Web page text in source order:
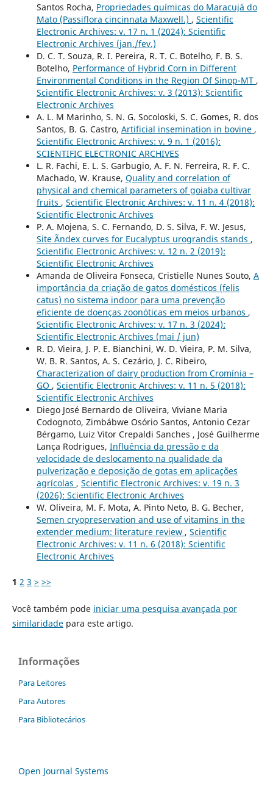
Santos Rocha, Propriedades químicas do Maracujá do
Mato (Passiflora cincinnata Maxwell.) , Scientific
Electronic Archives: v. 17 n. 1 (2024): Scientific
Electronic Archives (jan./fev.)
D. C. T. Souza, R. I. Pereira, R. T. C. Botelho, F. B. S.
Botelho, Performance of Hybrid Corn in Different
Environmental Conditions in the Region Of Sinop-MT ,
Scientific Electronic Archives: v. 3 (2013): Scientific
Electronic Archives
A. L. M Marinho, S. N. G. Socoloski, S. C. Gomes, R. dos
Santos, B. G. Castro, Artificial insemination in bovine ,
Scientific Electronic Archives: v. 9 n. 1 (2016):
SCIENTIFIC ELECTRONIC ARCHIVES
L. R. Fachi, E. L. S. Garbugio, A. F. N. Ferreira, R. F. C.
Machado, W. Krause, Quality and correlation of
physical and chemical parameters of goiaba cultivar
fruits , Scientific Electronic Archives: v. 11 n. 4 (2018):
Scientific Electronic Archives
P. A. Mojena, S. C. Fernando, D. S. Silva, F. W. Jesus,
Site Ã­ndex curves for Eucalyptus urograndis stands ,
Scientific Electronic Archives: v. 12 n. 2 (2019):
Scientific Electronic Archives
Amanda de Oliveira Fonseca, Cristielle Nunes Souto, A
importância da criação de gatos domésticos (felis
catus) no sistema indoor para uma prevenção
eficiente de doenças zoonóticas em meios urbanos ,
Scientific Electronic Archives: v. 17 n. 3 (2024):
Scientific Electronic Archives (mai / jun)
R. D. Vieira, J. P. E. Bianchini, W. D. Vieira, P. M. Silva,
W. B. R. Santos, A. S. Cezário, J. C. Ribeiro,
Characterization of dairy production from Cromínia –
GO , Scientific Electronic Archives: v. 11 n. 5 (2018):
Scientific Electronic Archives
Diego José Bernardo de Oliveira, Viviane Maria
Codognoto, Zimbábwe Osório Santos, Antonio Cezar
Bérgamo, Luiz Vitor Crepaldi Sanches , José Guilherme
Lança Rodrigues, Influência da pressão e da
velocidade de deslocamento na qualidade da
pulverização e deposição de gotas em aplicações
agrícolas , Scientific Electronic Archives: v. 19 n. 3
(2026): Scientific Electronic Archives
W. Oliveira, M. F. Mota, A. Pinto Neto, B. G. Becher,
Semen cryopreservation and use of vitamins in the
extender medium: literature review , Scientific
Electronic Archives: v. 11 n. 6 (2018): Scientific
Electronic Archives
1 2 3 > >>
Você também pode iniciar uma pesquisa avançada por
similaridadepara este artigo.
Informações
Para Leitores
Para Autores
Para Bibliotecários
Open Journal Systems